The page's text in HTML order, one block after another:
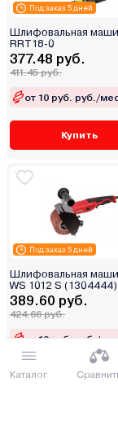
Каталог
Под заказ 5 дней
Шлифовальная
RRT18-0
377.48 руб.
411.45 руб.
от 10 руб. руб./
Купить
Под заказ 5 дней
Шлифовальная
WS 1012 S (1304444)
389.60 руб.
424.66 руб.
от 10 руб. руб./
Купить